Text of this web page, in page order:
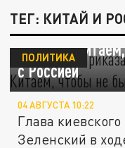
ТЕГ: КИТАЙ И
Зеленский
диалог с
с Россией
ПОЛИТИКА
04 АВГУСТА 10:22
Глава
Зеленский в